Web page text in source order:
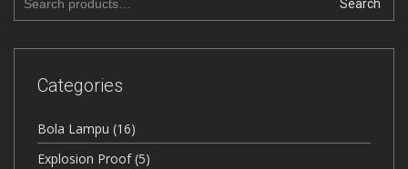
for:
Search
Categories
Bola Lampu (16)
Explosion Proof (5)